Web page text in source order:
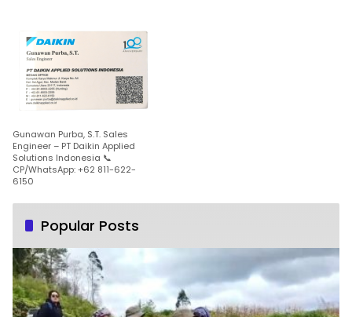
Gunawan Purba, S.T. Sales
Engineer – PT Daikin Applied
Solutions Indonesia 📞
CP/WhatsApp: +62 811-622-
6150
Popular Posts